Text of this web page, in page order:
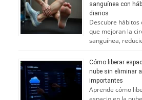
sanguínea con
diarios
Descubre hábitos
que mejoran la
sanguínea,
Cómo liberar
nube sin eliminar
importantes
Aprende cómo